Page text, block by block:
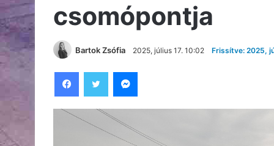
csomópontja
Bartok Zsófia 2025, július 17. 10:02 Frissítve: 2025,